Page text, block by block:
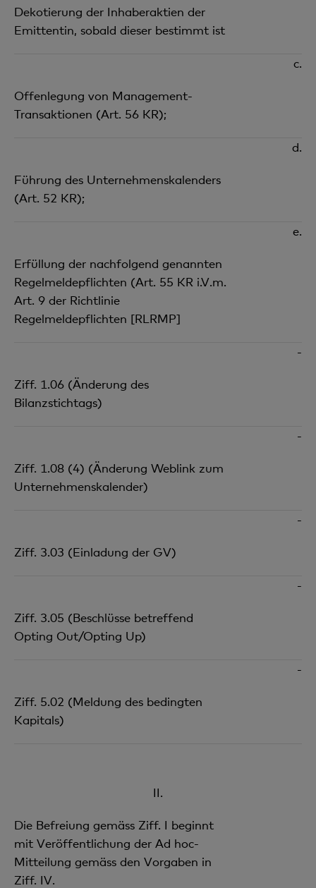
Dekotierung der Inhaberaktien der
Emittentin, sobald dieser bestimmt ist
c.
Offenlegung von Management-
Transaktionen (Art. 56 KR);
d.
Führung des Unternehmenskalenders
(Art. 52 KR);
e.
Erfüllung der nachfolgend genannten
Regelmeldepflichten (Art. 55 KR i.V.m.
Art. 9 der Richtlinie
Regelmeldepflichten [RLRMP]
-
Ziff. 1.06 (Änderung des
Bilanzstichtags)
-
Ziff. 1.08 (4) (Änderung Weblink zum
Unternehmenskalender)
-
Ziff. 3.03 (Einladung der GV)
-
Ziff. 3.05 (Beschlüsse betreffend
Opting Out/Opting Up)
-
Ziff. 5.02 (Meldung des bedingten
Kapitals)
II.
Die Befreiung gemäss Ziff. I beginnt
mit Veröffentlichung der Ad hoc-
Mitteilung gemäss den Vorgaben in
Ziff. IV.